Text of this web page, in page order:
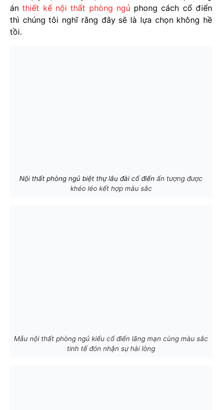
ánthiết kế nội thất phòng ngủ phong cách cổ điển
thì chúng tôi nghĩ rằng đây sẽ là lựa chọn không hề
tồi.
Nội thất phòng ngủ biệt thự lâu đài cổ điển ấn tượng được
khéo léo kết hợp màu sắc
Mẫu nội thất phòng ngủ kiểu cổ điển lãng mạn cùng màu sắc
tinh tế đón nhận sự hài lòng